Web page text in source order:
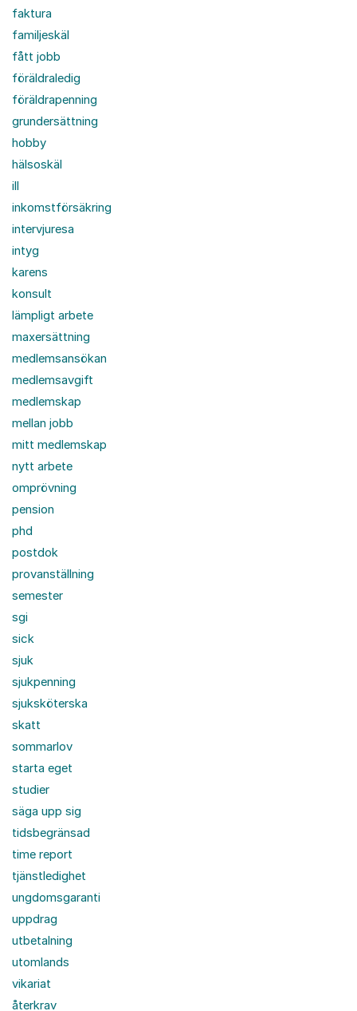
faktura
familjeskäl
fått jobb
föräldraledig
föräldrapenning
grundersättning
hobby
hälsoskäl
ill
inkomstförsäkring
intervjuresa
intyg
karens
konsult
lämpligt arbete
maxersättning
medlemsansökan
medlemsavgift
medlemskap
mellan jobb
mitt medlemskap
nytt arbete
omprövning
pension
phd
postdok
provanställning
semester
sgi
sick
sjuk
sjukpenning
sjuksköterska
skatt
sommarlov
starta eget
studier
säga upp sig
tidsbegränsad
time report
tjänstledighet
ungdomsgaranti
uppdrag
utbetalning
utomlands
vikariat
återkrav